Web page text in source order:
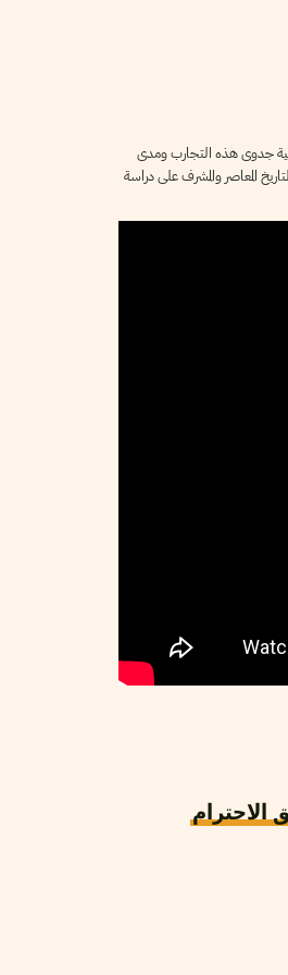
جدوى هذه التجارب ومدى
المعاصر والمشرف على دراسة